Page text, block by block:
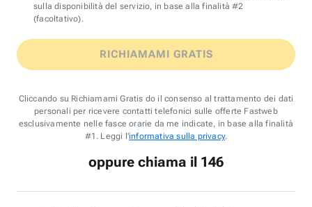
sulla disponibilità del servizio, in base alla finalità #2
(facoltativo).
RICHIAMAMI GRATIS
Cliccando su Richiamami Gratis do il consenso al trattamento dei dati
personali per ricevere contatti telefonici sulle offerte Fastweb
esclusivamente nelle fasce orarie da me indicate, in base alla finalità
#1. Leggi l'informativa sulla privacy.
oppure chiama il 146